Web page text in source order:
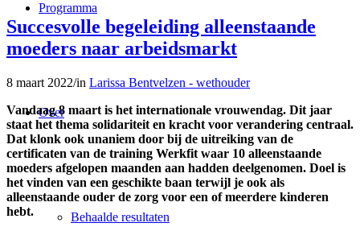
Programma
Over
Behaalde resultaten
Succesvolle begeleiding alleenstaande
moeders naar arbeidsmarkt
8 maart 2022/in Larissa Bentvelzen - wethouder
Vandaag 8 maart is het internationale vrouwendag. Dit jaar
staat het thema solidariteit en kracht voor verandering centraal.
Dat klonk ook unaniem door bij de uitreiking van de
certificaten van de training Werkfit waar 10 alleenstaande
moeders afgelopen maanden aan hadden deelgenomen. Doel is
het vinden van een geschikte baan terwijl je ook als
alleenstaande ouder de zorg voor een of meerdere kinderen
hebt.